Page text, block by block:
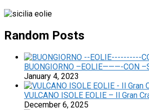
Random Posts
BUONGIORNO –EOLIE———-CON
January 4, 2023
VULCANO ISOLE EOLIE – Il Gran
December 6, 2025